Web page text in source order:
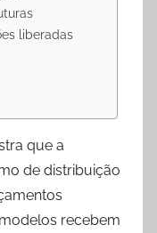
liberadas
que a
de distribuição
recebem